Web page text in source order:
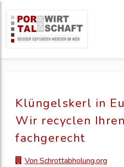
Klüngelskerl in
Wir recyclen
fachgerecht
Von Schrottabholung.org